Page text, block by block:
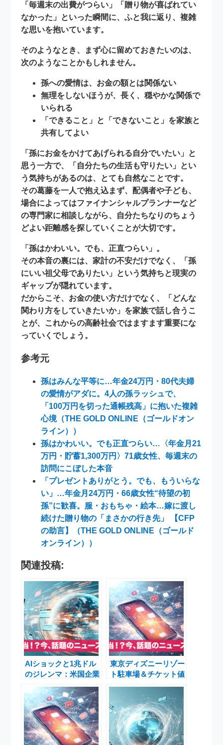
「毎週末の出費がつらい」「贈り物が喜ばれてい
なかった」といった瞬間に、ふと我に返り、複雑
な思いを抱いています。
そのようなとき、まず心に留めておきたいのは、
次のようなことかもしれません。
孫への愛情は、お金の額とは関係ない
無理をしないほうが、長く、穏やかな関係で
いられる
「できること」と「できないこと」を家族と
共有してよい
「孫にお金をかけてあげられる自分でいたい」と
思う一方で、「自分たちの生活も守りたい」とい
う気持ちがあるのは、とても自然なことです。
その葛藤を一人で抱え込まず、配偶者や子ども、
場合によってはファイナンシャルプランナーなど
の専門家に相談しながら、 自分たちなりのちょう
どよい距離感を探していくことが大切です。
「孫はかわいい。でも、正直つらい」。
その本音の裏には、家計の不安だけでなく、
「孫
にいい祖父母でありたい」という気持ちと現実の
ギャップが隠れています。
だからこそ、お金の使い方だけでなく、「どんな
関わり方をしていきたいか」を家族で話し合うこ
とが、これからの高齢社会ではますます重要にな
っていくでしょう。
参考元
孫はみんな平等に…年金24万円・80代夫婦
の愛情がアダに。4人の孫ラッシュで、
「100万円を切った通帳残高」に抱いた複雑
心境（THE GOLD ONLINE（ゴールドオン
ライン））
孫はかわいい。でも正直つらい…〈年金月21
万円・貯蓄1,300万円〉71歳女性、毎週末の
訪問にこぼした本音
「プレゼントありがとう。でも、もういらな
い」…年金月24万円・66歳女性“待望の初
孫”に歓喜。服・おもちゃ・絵本…嫁に渡し
続けた贈り物の「まさかの行き先」 【CFP
の助言】（THE GOLD ONLINE（ゴールド
オンライン））
関連投稿:
AIショックと1兆ドル
のジレンマ：米国企業
実
東京ディズニーリゾー
ト駐車場＆チケット値
ぇか」と言われる“重
課金”の現実